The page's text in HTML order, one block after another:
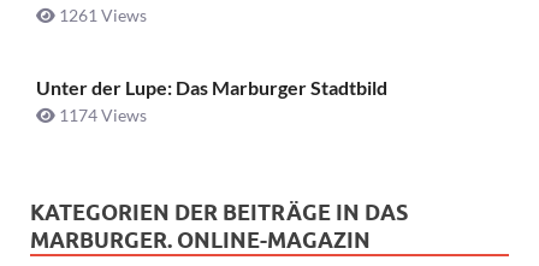
1261 Views
Unter der Lupe: Das Marburger Stadtbild
1174 Views
KATEGORIEN DER BEITRÄGE IN DAS
MARBURGER. ONLINE-MAGAZIN